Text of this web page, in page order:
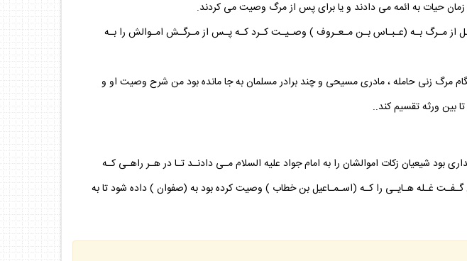
زمان حيات به ائمه مى دادند و يا براى پس از مرگ وصيت مى كردند.
از مـرگ بـه (عـبـاس بـن مـعـروف ) وصـيـت كـرد كـه پـس از مـرگـش امـوالش را بـه
مرگ زنى حامله ، مادرى مسيحى و چند برادر مسلمان به جا مانده بود من شرح وصيت او و
بين ورثه تقسيم كند..
شيعيان زكات اموالشان را به امام جواد عليه السلام مـى دادنـد تـا در هـر راهـى كـه
غـله هـايـى را كـه (اسـمـاعيل بن خطاب ) وصيت كرده بود به (صفوان ) داده شود تا به